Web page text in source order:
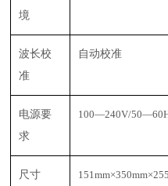
境
波长校
准
自动校准
电源要
求
100—240V/
尺寸